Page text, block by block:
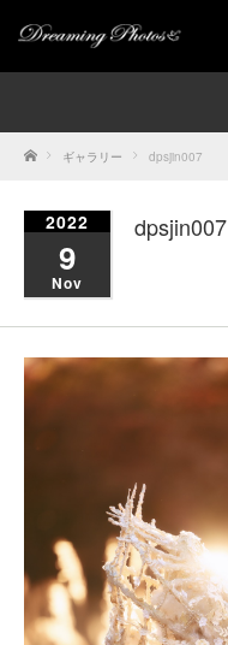
Home ギャラリー dpsjin007
2022
9
Nov
dpsjin007